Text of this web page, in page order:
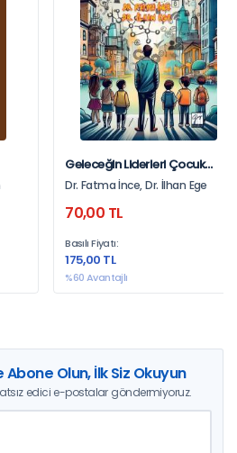
Geleceğin Liderleri Çocuk
Girişimcilik
Dr. Fatma İnce, Dr. İlhan Ege
70,00 TL
Basılı Fiyatı:
175,00 TL
%60 Avantajlı
Olun, İlk Siz Okuyun
edici e-postalar göndermiyoruz.